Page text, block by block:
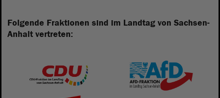
Folgende Fraktionen sind im Landtag von Sachsen-
Anhalt vertreten: